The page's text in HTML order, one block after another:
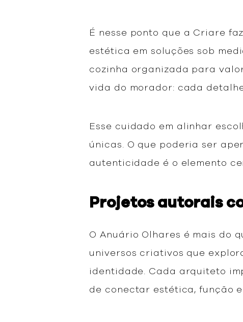
É nesse ponto que a Criare
estética em soluções sob
cozinha organizada para
vida do morador: cada
Esse cuidado em alinhar
únicas. O que poderia ser
autenticidade é o elemento
Projetos autorais
O Anuário Olhares é mais do
universos criativos que
identidade. Cada arquiteto
de conectar estética, função